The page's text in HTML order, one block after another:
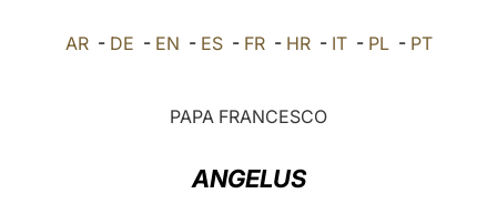
AR- DE - EN - ES- FR- HR- IT- PL- PT
PAPA FRANCESCO
ANGELUS